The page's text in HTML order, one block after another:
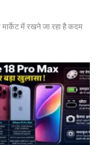
में रखने जा रहा है कदम